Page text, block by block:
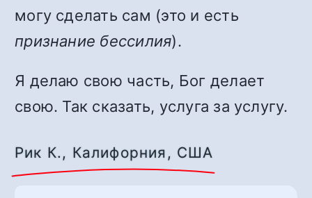
могу сделать сам (это и есть
признание бессилия).
Я делаю свою часть, Бог делает
свою. Так сказать, услуга за услугу.
Рик К., Калифорния, США